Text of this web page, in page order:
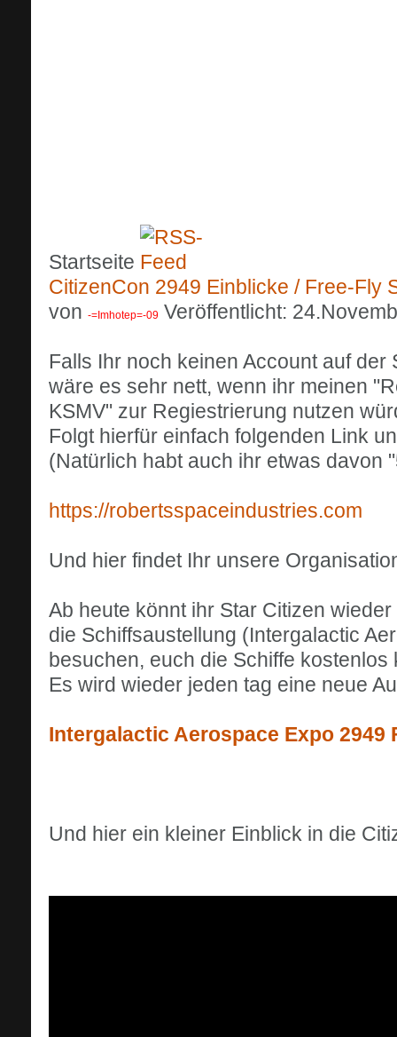
Startseite
CitizenCon 2949 Einblicke / Free-Fly
von -=Imhotep=-09 Veröffentlicht:
Falls Ihr noch keinen Account auf
wäre es sehr nett, wenn ihr meinen
KSMV" zur Regiestrierung nutzen
Folgt hierfür einfach folgenden Link
(Natürlich habt auch ihr etwas davon
https://robertsspaceindustries.com
Und hier findet Ihr unsere
Ab heute könnt ihr Star Citizen
die Schiffsaustellung (Intergalactic
besuchen, euch die Schiffe kostenlos
Es wird wieder jeden tag eine neue
Intergalactic Aerospace Expo 2949
Und hier ein kleiner Einblick in die